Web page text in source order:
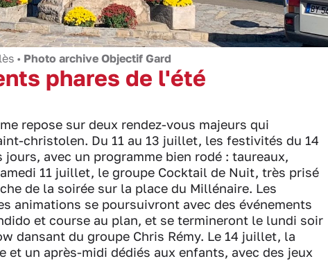
• Photo archive Objectif Gard
phares de l'été
repose sur deux rendez-vous majeurs qui
christolen. Du 11 au 13 juillet, les festivités du 14
avec un programme bien rodé : taureaux,
11 juillet, le groupe Cocktail de Nuit, très prisé
de la soirée sur la place du Millénaire. Les
animations se poursuivront avec des événements
et course au plan, et se termineront le lundi soir
dansant du groupe Chris Rémy. Le 14 juillet, la
et un après-midi dédiés aux enfants, avec des jeux